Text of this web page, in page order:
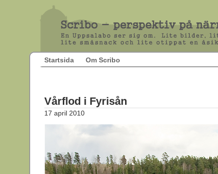
Startsida Om Scribo
Vårflod i Fyrisån
17 april 2010